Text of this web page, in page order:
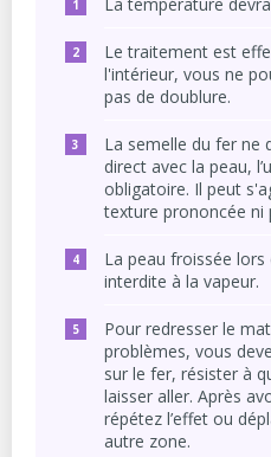
Le traitement est
l'intérieur, vous ne
pas de doublure.
La semelle du fer ne
direct avec la peau,
obligatoire. Il peut
texture prononcée ni
La peau froissée
interdite à la vapeur.
Pour redresser le
problèmes, vous
sur le fer, résister à
laisser aller. Après
répétez l’effet ou
autre zone.